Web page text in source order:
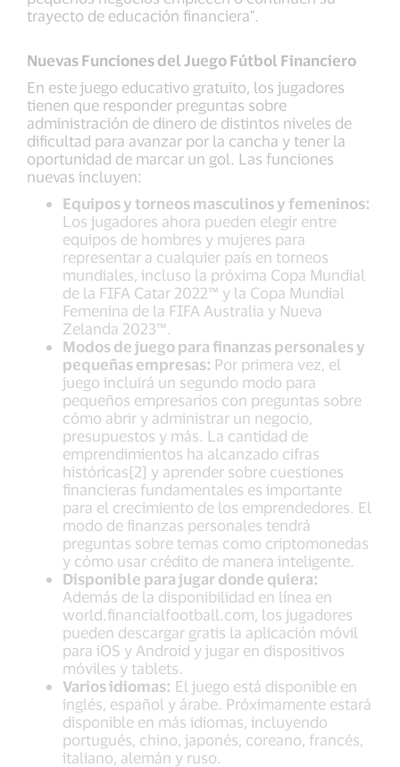
trayecto de educación financiera".
Nuevas Funciones del Juego Fútbol Financiero
En este juego educativo gratuito, los jugadores
tienen que responder preguntas sobre
administración de dinero de distintos niveles de
dificultad para avanzar por la cancha y tener la
oportunidad de marcar un gol. Las funciones
nuevas incluyen:
Equipos y torneos masculinos y femeninos:
Los jugadores ahora pueden elegir entre
equipos de hombres y mujeres para
representar a cualquier país en torneos
mundiales, incluso la próxima Copa Mundial
de la FIFA Catar 2022™ y la Copa Mundial
Femenina de la FIFA Australia y Nueva
Zelanda 2023™.
Modos de juego para finanzas personales y
pequeñas empresas: Por primera vez, el
juego incluirá un segundo modo para
pequeños empresarios con preguntas sobre
cómo abrir y administrar un negocio,
presupuestos y más. La cantidad de
emprendimientos ha alcanzado cifras
históricas[2] y aprender sobre cuestiones
financieras fundamentales es importante
para el crecimiento de los emprendedores. El
modo de finanzas personales tendrá
preguntas sobre temas como criptomonedas
y cómo usar crédito de manera inteligente.
Disponible para jugar donde quiera:
Además de la disponibilidad en línea en
world.financialfootball.com, los jugadores
pueden descargar gratis la aplicación móvil
para iOS y Android y jugar en dispositivos
móviles y tablets.
Varios idiomas: El juego está disponible en
inglés, español y árabe. Próximamente estará
disponible en más idiomas, incluyendo
portugués, chino, japonés, coreano, francés,
italiano, alemán y ruso.